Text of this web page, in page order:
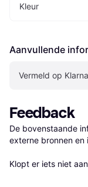
Kleur
Aanvullende
Vermeld op Klarna
Feedback
De bovenstaande
externe bronnen en
Klopt er iets niet